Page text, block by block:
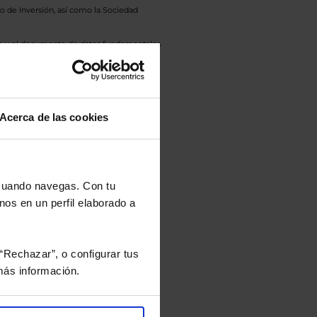
Acerca de las cookies
navegas. Con tu
en un perfil elaborado a
o configurar tus
información.
de Inversión, así como la Sociedad
y el documento de datos fundamentales
de Valor Liquidativo de la sesión
en la divisa Euro.